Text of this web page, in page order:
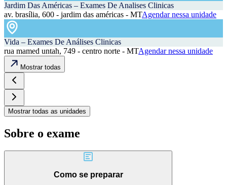
Jardim Das Américas – Exames De Analises Clinicas
av. brasília, 600 - jardim das américas - MTAgendar nessa unidade
Vida – Exames De Análises Clinicas
rua mamed untah, 749 - centro norte - MTAgendar nessa unidade
Mostrar todas
Mostrar todas as unidades
Sobre o exame
Como se preparar